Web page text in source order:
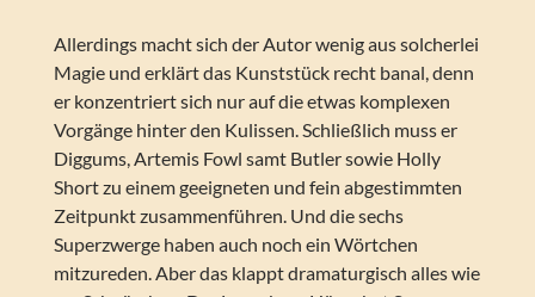
Allerdings macht sich der Autor wenig aus solcherlei
Magie und erklärt das Kunststück recht banal, denn
er konzentriert sich nur auf die etwas komplexen
Vorgänge hinter den Kulissen. Schließlich muss er
Diggums, Artemis Fowl samt Butler sowie Holly
Short zu einem geeigneten und fein abgestimmten
Zeitpunkt zusammenführen. Und die sechs
Superzwerge haben auch noch ein Wörtchen
mitzureden. Aber das klappt dramaturgisch alles wie